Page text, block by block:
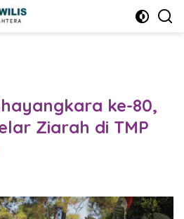
ke-80,
Ziarah di TMP